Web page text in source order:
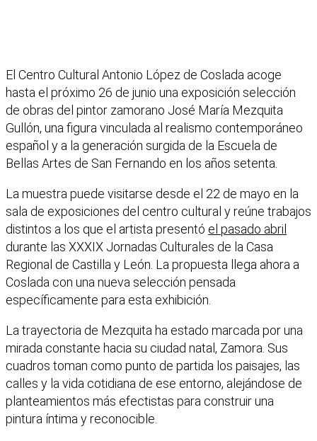
El Centro Cultural Antonio López de Coslada acoge
hasta el próximo 26 de junio una exposición selección
de obras del pintor zamorano José María Mezquita
Gullón, una figura vinculada al realismo contemporáneo
español y a la generación surgida de la Escuela de
Bellas Artes de San Fernando en los años setenta.
La muestra puede visitarse desde el 22 de mayo en la
sala de exposiciones del centro cultural y reúne trabajos
distintos a los que el artista presentó el pasado abril
durante las XXXIX Jornadas Culturales de la Casa
Regional de Castilla y León. La propuesta llega ahora a
Coslada con una nueva selección pensada
específicamente para esta exhibición.
La trayectoria de Mezquita ha estado marcada por una
mirada constante hacia su ciudad natal, Zamora. Sus
cuadros toman como punto de partida los paisajes, las
calles y la vida cotidiana de ese entorno, alejándose de
planteamientos más efectistas para construir una
pintura íntima y reconocible.